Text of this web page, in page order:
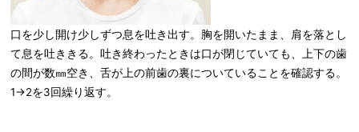
口を少し開け少しずつ息を吐き出す。胸を開いたまま、肩を落とし
て息を吐ききる。吐き終わったときは口が閉じていても、上下の歯
の間が数㎜空き、舌が上の前歯の裏についていることを確認する。
1→2を3回繰り返す。